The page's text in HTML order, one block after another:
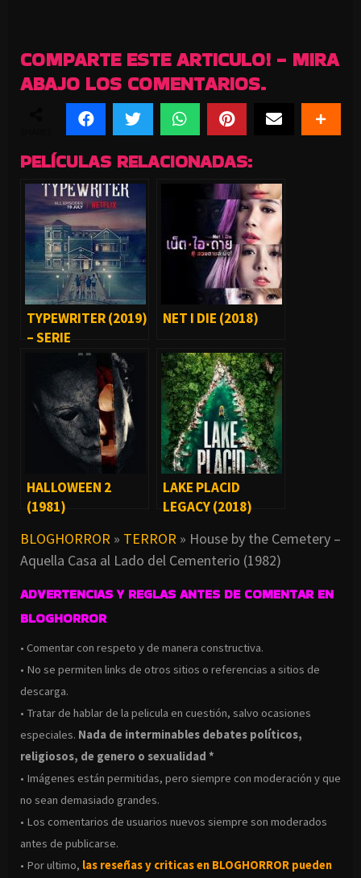
COMPARTE ESTE ARTICULO! - MIRA
ABAJO LOS COMENTARIOS.
PELÍCULAS RELACIONADAS:
TYPEWRITER (2019)
– SERIE
NET I DIE (2018)
HALLOWEEN 2
(1981)
LAKE PLACID
LEGACY (2018)
BLOGHORROR » TERROR » House by the Cemetery –
Aquella Casa al Lado del Cementerio (1982)
ADVERTENCIAS Y REGLAS ANTES DE COMENTAR EN
BLOGHORROR
• Comentar con respeto y de manera constructiva.
• No se permiten links de otros sitios o referencias a sitios de
descarga.
• Tratar de hablar de la pelicula en cuestión, salvo ocasiones
especiales. Nada de interminables debates políticos,
religiosos, de genero o sexualidad *
• Imágenes están permitidas, pero siempre con moderación y que
no sean demasiado grandes.
• Los comentarios de usuarios nuevos siempre son moderados
antes de publicarse.
• Por ultimo, las reseñas y criticas en BLOGHORROR pueden